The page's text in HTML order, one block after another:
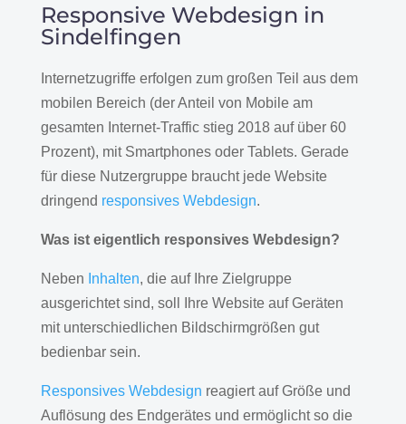
Responsive Webdesign in
Sindelfingen
Internetzugriffe erfolgen zum großen Teil aus dem
mobilen Bereich (der Anteil von Mobile am
gesamten Internet-Traffic stieg 2018 auf über 60
Prozent), mit Smartphones oder Tablets. Gerade
für diese Nutzergruppe braucht jede Website
dringend responsives Webdesign.
Was ist eigentlich responsives Webdesign?
Neben Inhalten, die auf Ihre Zielgruppe
ausgerichtet sind, soll Ihre Website auf Geräten
mit unterschiedlichen Bildschirmgrößen gut
bedienbar sein.
Responsives Webdesign reagiert auf Größe und
Auflösung des Endgerätes und ermöglicht so die